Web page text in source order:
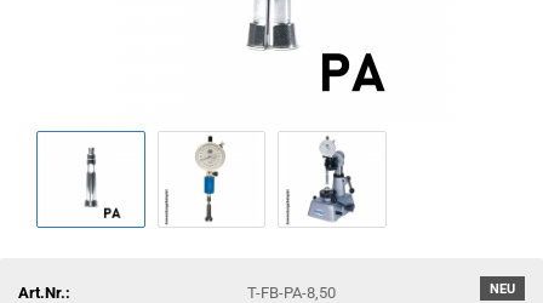
NEU
Art.Nr.:
T-FB-PA-8,50